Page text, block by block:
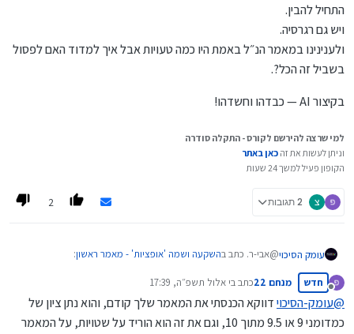
התחיל להבין.
ויש גם רגרסיה.
ולענינינו במאמר הנ״ל באמת היו כמה טעויות אבל איך למדוד האם לפסול
בשביל זה הכל?.
בקיצור AI — כבדהו וחשדהו!
למי שרצה להירשם לקורס - התקלה סודרה
וניתן לעשות את זה כאן באתר
הקופון פעיל למשך 24 שעות
צ 2 תגובות 2
עומק הסיכוי@אבי-ר. כתב בהשקעה ושמה 'אופציות' - מאמר ראשון:
יש כאן בפורום מאמר שהתפרסם לציבור שהבינה אומרת עליו
שהוא לא אמין,
מנותק
חדש מנחם 22 כתב בי אלול תשפ״ה, 17:39
נערך לאחרונה על ידי
@עומק-הסיכוידווקא הכנסתי את המאמר שלך קודם, והוא נתן ציון של
כמדומני 9 או 9.5 מתוך 10, וגם את זה הוא הוריד על שטויות, על המאמר